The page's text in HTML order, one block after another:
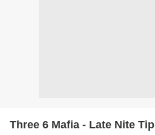
Three 6 Mafia - Late Nite Tip